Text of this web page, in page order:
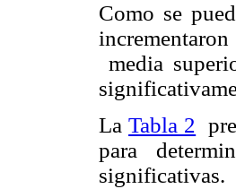
Como se
media
LaTabla 2
para
significativas.